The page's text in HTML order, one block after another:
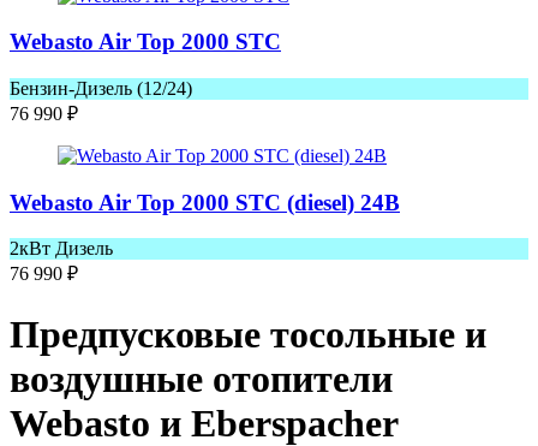
Webasto Air Top 2000 STC
Бензин-Дизель (12/24)
76 990 ₽
Webasto Air Top 2000 STС (diesel) 24В
2кВт Дизель
76 990 ₽
Предпусковые тосольные и
воздушные отопители
Webasto и Eberspacher